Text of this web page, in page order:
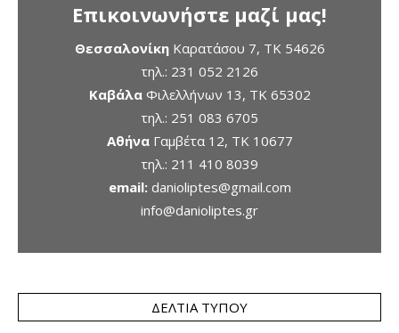
Επικοινωνήστε μαζί μας!
ΘεσσαλονίκηΚαρατάσου 7, TK 54626
τηλ.: 231 052 2126
ΚαβάλαΦιλελλήνων 13, ΤΚ 65302
τηλ.: 251 083 6705
ΑθήναΓαμβέτα 12, ΤΚ 10677
τηλ.: 211 410 8039
email: danioliptes@gmail.com
info@danioliptes.gr
ΔΕΛΤΊΑ ΤΎΠΟΥ